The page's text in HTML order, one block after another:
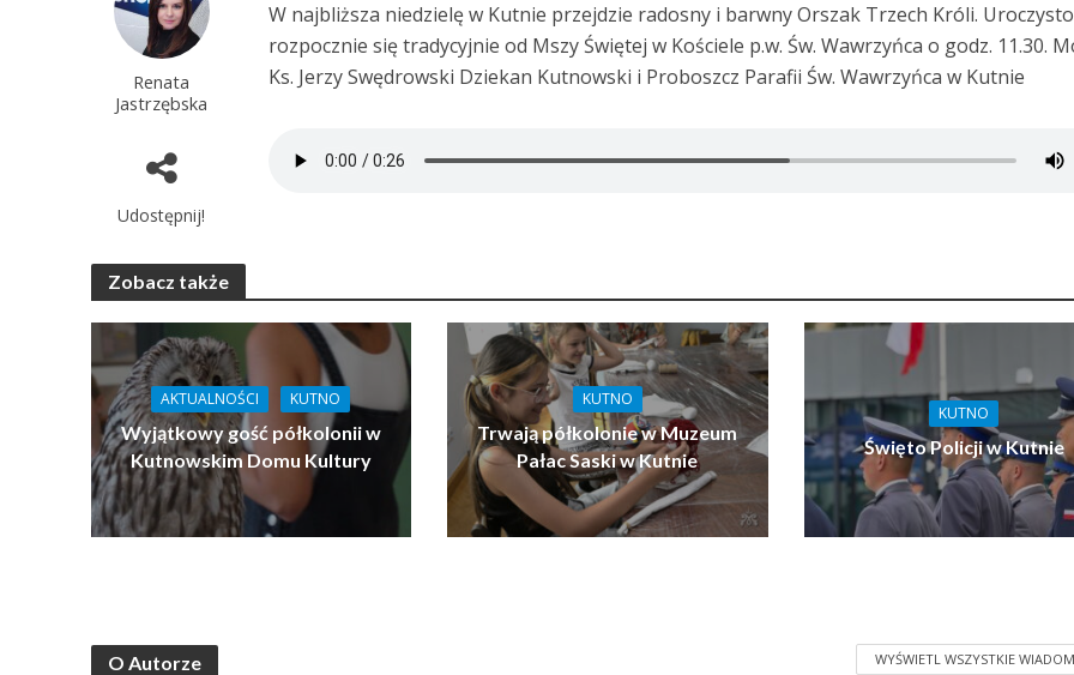
Renata
Jastrzębska
Udostępnij!
W najbliższa niedzielę w Kutnie przejdzie radosny i barwny Orszak Trzech Króli.
rozpocznie się tradycyjnie od Mszy Świętej w Kościele p.w. Św. Wawrzyńca o godz. 11.30.
Ks. Jerzy Swędrowski Dziekan Kutnowski i Proboszcz Parafii Św. Wawrzyńca w Kutnie
Zobacz także
AKTUALNOŚCI KUTNO
Wyjątkowy gość półkolonii w
Kutnowskim Domu Kultury
KUTNO
Trwają półkolonie w Muzeum
Pałac Saski w Kutnie
KUTNO
Święto Policji w Kutnie
O Autorze WYŚWIETL WSZYSTKIE